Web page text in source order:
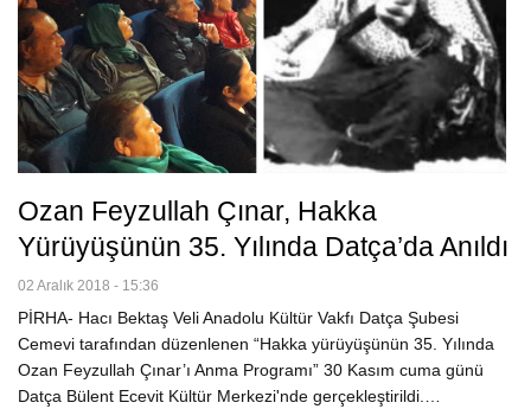
Ozan Feyzullah Çınar, Hakka
Yürüyüşünün 35. Yılında Datça’da Anıldı
02 Aralık 2018 - 15:36
PİRHA- Hacı Bektaş Veli Anadolu Kültür Vakfı Datça Şubesi
Cemevi tarafından düzenlenen “Hakka yürüyüşünün 35. Yılında
Ozan Feyzullah Çınar’ı Anma Programı” 30 Kasım cuma günü
Datça Bülent Ecevit Kültür Merkezi'nde gerçekleştirildi.…